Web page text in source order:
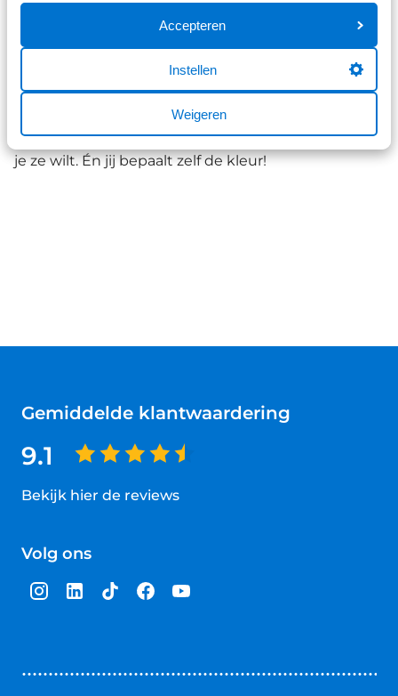
Accepteren
Instellen
Weigeren
kettingaandrijving.
3. Customizen
Stuur, zadel, banden, velgen, spatborden, remmen,
verlichting, voorvork, pomp, barends, dragers; je
mag zelf bedenken óf je ze wilt, welke je wilt en hoe
je ze wilt. Én jij bepaalt zelf de kleur!
Gemiddelde klantwaardering
9.1
Bekijk hier de reviews
van
sterren
Volg ons